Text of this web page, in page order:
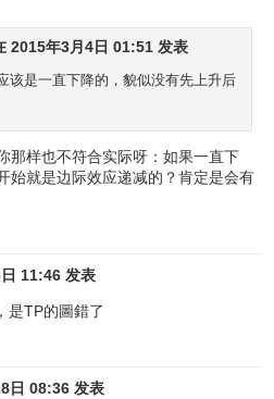
2015年3月4日 01:51 发表
该是一直下降的，貌似没有先上升后
那样也不符合实际呀：如果一直下
始就是边际效应递减的？肯定是会有
11:46 发表
是TP的圖錯了
日 08:36 发表